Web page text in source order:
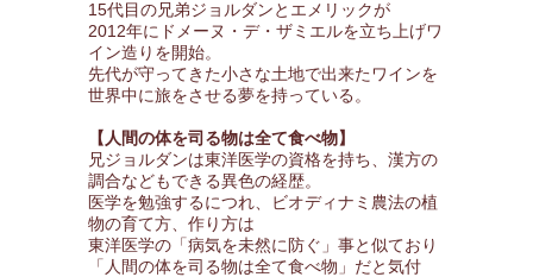
15代目の兄弟ジョルダンとエメリックが
2012年にドメーヌ・デ・ザミエルを立ち上げワ
イン造りを開始。
先代が守ってきた小さな土地で出来たワインを
世界中に旅をさせる夢を持っている。
【人間の体を司る物は全て食べ物】
兄ジョルダンは東洋医学の資格を持ち、漢方の
調合などもできる異色の経歴。
医学を勉強するにつれ、ビオディナミ農法の植
物の育て方、作り方は
東洋医学の「病気を未然に防ぐ」事と似ており
「人間の体を司る物は全て食べ物」だと気付